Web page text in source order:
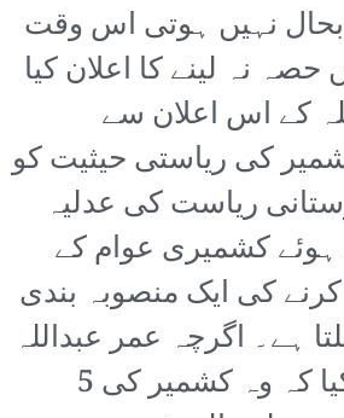
نہیں ہوتی اس وقت
حصہ نہ لینے کا اعلان کیا
کے اس اعلان سے
کی ریاستی حیثیت کو
ریاست کی عدلیہ
کشمیری عوام کے
کرنے کی ایک منصوبہ بندی
ہے۔ اگرچہ عمر عبداللہ
نے واضح نہیں کیا کہ وہ کشمیر کی 5